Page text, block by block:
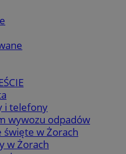
i telefony
wywozu odpadów
święte w Żorach
w Żorach